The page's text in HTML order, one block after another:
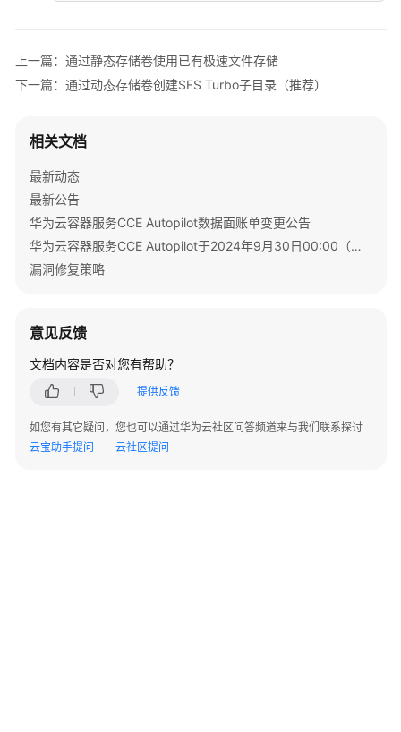
置
极
件
载
数
动
存
储
创
建
上一篇：通过静态存储卷使用已有极速文件存储
下一篇：通过动态存储卷创建SFS Turbo子目录（推荐）
相关文档
最新动态
最新公告
华为云容器服务CCE Autopilot数据面账单变更公告
华为云容器服务CCE Autopilot于2024年9月30日00:00（北京时间）转商
漏洞修复策略
意见反馈
文档内容是否对您有帮助？
提供反馈
如您有其它疑问，您也可以通过华为云社区问答频道来与我们联系探讨
云宝助手提问
云社区提问